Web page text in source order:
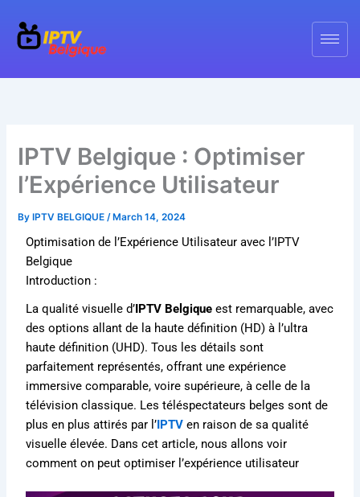
content
IPTV Belgique : Optimiser
l’Expérience Utilisateur
By IPTV BELGIQUE/ March 14, 2024
Optimisation de l’Expérience Utilisateur avec l’IPTV
Belgique
Introduction :
La qualité visuelle d’IPTV Belgique est remarquable, avec
des options allant de la haute définition (HD) à l’ultra
haute définition (UHD). Tous les détails sont
parfaitement représentés, offrant une expérience
immersive comparable, voire supérieure, à celle de la
télévision classique. Les téléspectateurs belges sont de
plus en plus attirés par l’IPTV en raison de sa qualité
visuelle élevée. Dans cet article, nous allons voir
comment on peut optimiser l’expérience utilisateur